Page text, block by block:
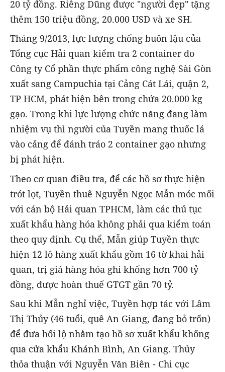
20 tỷ đồng. Riêng Dũng được "người đẹp" tặng
thêm 150 triệu đồng, 20.000 USD và xe SH.
Tháng 9/2013, lực lượng chống buôn lậu của
Tổng cục Hải quan kiểm tra 2 container do
Công ty Cổ phần thực phẩm công nghệ Sài Gòn
xuất sang Campuchia tại Cảng Cát Lái, quận 2,
TP HCM, phát hiện bên trong chứa 20.000 kg
gạo. Trong khi lực lượng chức năng đang làm
nhiệm vụ thì người của Tuyền mang thuốc lá
vào cảng để đánh tráo 2 container gạo nhưng
bị phát hiện.
Theo cơ quan điều tra, để các hồ sơ thực hiện
trót lọt, Tuyền thuê Nguyễn Ngọc Mẫn móc mối
với cán bộ Hải quan TPHCM, làm các thủ tục
xuất khẩu hàng hóa không phải qua kiểm toán
theo quy định. Cụ thể, Mẫn giúp Tuyền thực
hiện 12 lô hàng xuất khẩu gồm 16 tờ khai hải
quan, trị giá hàng hóa ghi khống hơn 700 tỷ
đồng, được hoàn thuế GTGT gần 70 tỷ.
Sau khi Mẫn nghỉ việc, Tuyền hợp tác với Lâm
Thị Thủy (46 tuổi, quê An Giang, đang bỏ trốn)
để đưa hối lộ nhằm tạo hồ sơ xuất khẩu khống
qua cửa khẩu Khánh Bình, An Giang. Thủy
thỏa thuận với Nguyễn Văn Biên - Chi cục